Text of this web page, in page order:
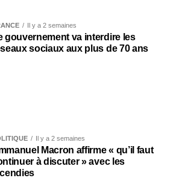
Il y a 2 semaines
gouvernement va interdire les
sociaux aux plus de 70 ans
Il y a 2 semaines
Macron affirme « qu’il faut
à discuter » avec les